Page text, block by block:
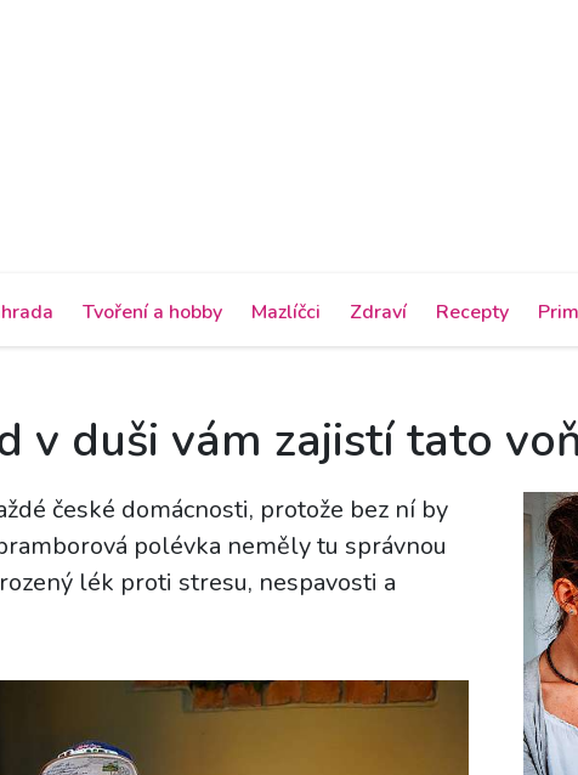
Tvoření a hobby Mazlíčci Zdraví Recepty
v duši vám zajistí tato
české domácnosti, protože bez ní by
polévka neměly tu správnou
lék proti stresu, nespavosti a